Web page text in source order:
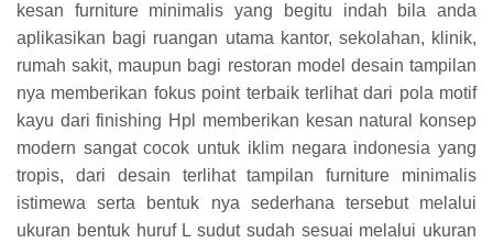
kesan furniture minimalis yang begitu indah bila anda
aplikasikan bagi ruangan utama kantor, sekolahan, klinik,
rumah sakit, maupun bagi restoran model desain tampilan
nya memberikan fokus point terbaik terlihat dari pola motif
kayu dari finishing Hpl memberikan kesan natural konsep
modern sangat cocok untuk iklim negara indonesia yang
tropis, dari desain terlihat tampilan furniture minimalis
istimewa serta bentuk nya sederhana tersebut melalui
ukuran bentuk huruf L sudut sudah sesuai melalui ukuran